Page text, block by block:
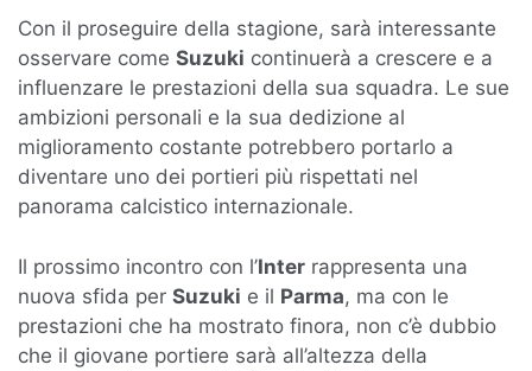
Con il proseguire della stagione, sarà interessante
osservare come Suzuki continuerà a crescere e a
influenzare le prestazioni della sua squadra. Le sue
ambizioni personali e la sua dedizione al
miglioramento costante potrebbero portarlo a
diventare uno dei portieri più rispettati nel
panorama calcistico internazionale.
Il prossimo incontro con l’Inter rappresenta una
nuova sfida per Suzuki e il Parma, ma con le
prestazioni che ha mostrato finora, non c’è dubbio
che il giovane portiere sarà all’altezza della